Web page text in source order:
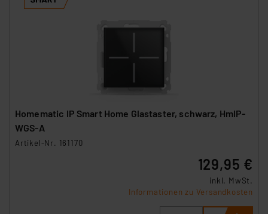
Angemessenheitsbeschluss der EU. Dies bedeutet,
Datenschutz nach EU-Standards eingestuft wird. So
personenbezogene Daten in
sich auf die Standarddatenschutzklauseln der
Europäischen Kommission sowie einer eigenen
Beurteilung der mit der Datenübermittlung,
insbesondere der Art der übermittelten Daten,
Homematic IP Smart Home Glastaster, schwarz, HmIP-
WGS-A
Artikel-Nr. 161170
129,95 €
inkl. MwSt.
Informationen zu Versandkosten